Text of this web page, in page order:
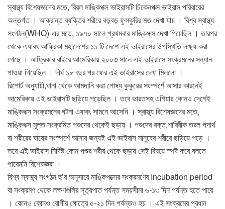
স্বাস্থ্য বিশেষজ্ঞদের মতে, বিরল মাঙ্কিপক্স ভাইরাসটি চিকেনপক্স ভাইরাস পরিবারের
অন্তর্গত । আক্রান্ত ব্যক্তির শরীরে বড়বড় ফুসকুরির মত দেখা যায় । বিশ্ব স্বাস্থ্য
সংগঠন(WHO)-এর মতে, ১৯৭০ সালে প্রথমবার মাঙ্কিপক্স দেখা গিয়েছিল । তারপর
থেকে এযাবৎ আফ্রিকা মহাদেশের ১১ টি দেশে এই ভাইরাসের উপস্থিতি লক্ষ্য করা
গেছে । আফ্রিকার বাইরে আমেরিকায় ২০০৩ সালে এই ভাইরাসে সংক্রমনের সন্ধান
পাওয়া গিয়েছিল । দীর্ঘ ১৮ বছর পর ফের এই ভাইরাসের দেখা মিললো ।
রিপোর্ট অনুযায়ী,ঘানা থেকে আমদানি করা পোষ্য কুকুরের সংস্পর্শে আসার কারনেই
আমেরিকায় এই ভাইরাসটি ছড়িয়ে পড়েছিল । তবে ভারতসহ এশিয়ার কোনও দেশেই
মাঙ্কিপক্স সংক্রমনের ঘটনা এযাবৎ সামনে আসেনি । স্বাস্থ্য বিশেষজ্ঞদের মতে,
মাঙ্কিপক্স মূলত সংক্রমিত পশুদের থেকেই ছড়ায় । পশুদের রক্ত,শারিরীক তরল পদার্থ
বা শরীরের ঘায়ের সংস্পর্শে আসার জন্যই এই ভাইরাস মানুষের শরীরে ছড়িয়ে পড়ে ।
তবে এই ভাইরাস নির্দিষ্ট কোন পশুর শরীর থেকে ছড়ায় সেই বিষয়ে স্পষ্ট করে বলতে
পারেননি বিশেষজ্ঞরা ।
বিশ্ব স্বাস্থ্য সংগঠন হু’র অনুসারে মাঙ্কিপক্সের সংক্রমণের Incubation period
বা সংক্রমণ থেকে লক্ষণগুলির সূত্রপাত পর্যন্ত সময়সীমা ৬-১৩ দিন পর্যন্ত হতে পারে
। কোনও কোনও রোগীর ক্ষেত্রে ৫-২১ দিন পর্যন্তও হয় । এই সংক্রমের প্রধান